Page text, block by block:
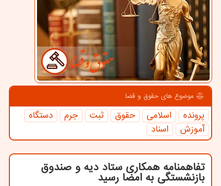
موضوع های حقوق و قضا
پرونده اسلامی حقوق ثبت جرم
دستگاه
آموزش
اسناد
تفاهمنامه همکاری ستاد دیه و صندوق
بازنشستگی به امضا رسید